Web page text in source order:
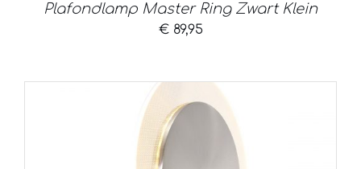
Plafondlamp Master Ring Zwart Klein
€89,95